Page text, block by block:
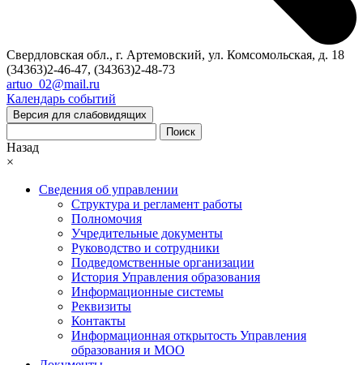
Свердловская обл., г. Артемовский, ул. Комсомольская, д. 18
(34363)2-46-47, (34363)2-48-73
artuo_02@mail.ru
Календарь событий
Версия для слабовидящих
Поиск
Назад
×
Сведения об управлении
Структура и регламент работы
Полномочия
Учредительные документы
Руководство и сотрудники
Подведомственные организации
История Управления образования
Информационные системы
Реквизиты
Контакты
Информационная открытость Управления
образования и МОО